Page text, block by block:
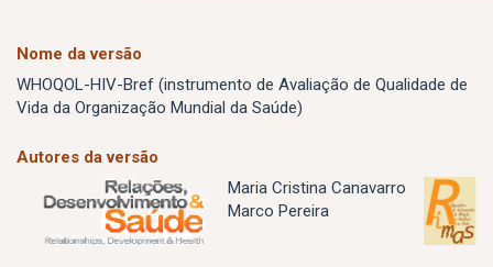
Nome da versão
WHOQOL-HIV-Bref (instrumento de Avaliação de Qualidade de
Vida da Organização Mundial da Saúde)
Autores da versão
Maria Cristina Canavarro
Marco Pereira